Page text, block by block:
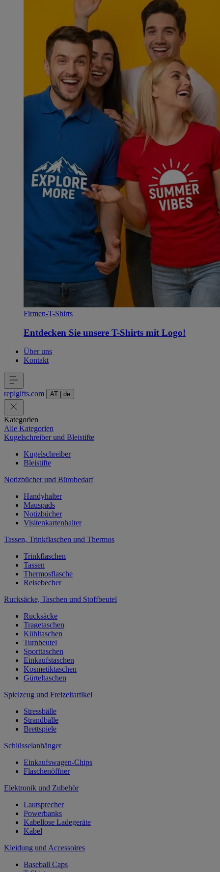
Firmen-T-Shirts
Entdecken Sie unsere T-Shirts mit Logo!
Über uns
Kontakt
repigifts.com AT de
Kategorien
Alle Kategorien
Kugelschreiber und Bleistifte
Kugelschreiber
Bleistifte
Notizbücher und Bürobedarf
Handyhalter
Mauspads
Notizbücher
Visitenkartenhalter
Tassen, Trinkflaschen und Thermos
Trinkflaschen
Tassen
Thermosflasche
Reisebecher
Rucksäcke, Taschen und Stoffbeutel
Rucksäcke
Tragetaschen
Kühltaschen
Turnbeutel
Sporttaschen
Einkaufstaschen
Kosmetiktaschen
Gürteltaschen
Spielzeug und Freizeitartikel
Stressbälle
Strandbälle
Brettspiele
Schlüsselanhänger
Einkaufswagen-Chips
Flaschenöffner
Elektronik und Zubehör
Lautsprecher
Powerbanks
Kabellose Ladegeräte
Kabel
Kleidung und Accessoires
Baseball Caps